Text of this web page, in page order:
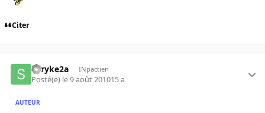
Citer
shryke2a INpactien
Posté(e) le 9 août 201015 a
AUTEUR